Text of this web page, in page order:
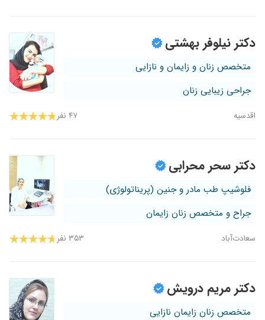
دکتر نیلوفر بهشتی
متخصص زنان و زایمان و نازایی
جراحی زیبایی زنان
اقدسیه ۴۷ نفر
دکتر سحر محرابی
فلوشیپ طب مادر و جنین (پریناتولوژی)
جراح و متخصص زنان زایمان
سعادت‌آباد ۳۵۳ نفر
دکتر مریم درویش
متخصص زنان زایمان نازایی